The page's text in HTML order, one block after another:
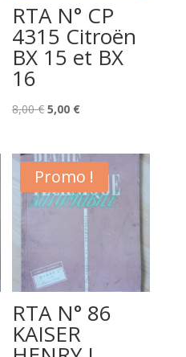
RTA N° CP
4315 Citroën
BX 15 et BX
16
8,00€ Le
initial
était :
8,00 €.
5,00 €Le
actuel
est :
5,00 €.
Promo !
RTA N° 86
KAISER